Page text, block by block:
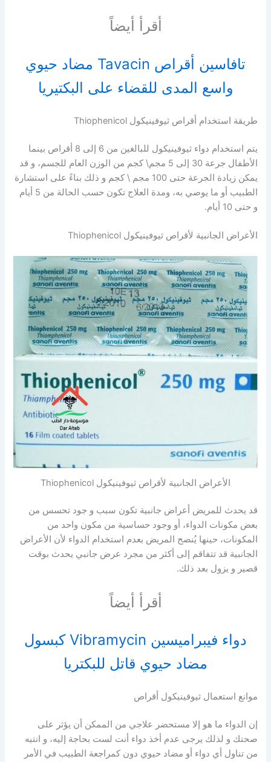
أقرأ أيضاً
تافاسين أقراص Tavacin مضاد حيوي
واسع المدى للقضاء على البكتيريا
طريقة استخدام أقراص ثيوفينيكول Thiophenicol
يتم استخدام دواء ثيوفينيكول للبالغين من 6 إلى 8 أقراص بينما
الأطفال جرعة 30 إلى 5 مجم\ كجم من الوزن العام للجسم، و قد
يمكن زيادة الجرعة حتى 100 مجم \ كجم و ذلك بناءً على استشارة
الطبيب أو ما يوصي به، ومدة العلاج تكون حسب الحالة من 5 أيام
و حتى 10 أيام.
الأعراض الجانبية لأقراص ثيوفينيكول Thiophenicol
الأعراض الجانبية لأقراص ثيوفينيكول Thiophenicol
قد يحدث للمريض أعراض جانبية تكون سبب و جود تحسس من
بعض مكونات الدواء، أو وجود حساسية من مكون واحد من
المكونات، حينها يُنصح المريض بعدم استخدام الدواء لأن الأعراض
الجانبية قد تتفاقم إلى أكثر من مجرد عرض جانبي يحدث بوقت
قصير و يزول بعد ذلك.
أقرأ أيضاً
دواء فيبراميسين Vibramycin كبسول
مضاد حيوي قاتل للبكتريا
موانع استعمال ثيوفينيكول أقراص
إن الدواء ما هو إلا مستحضر علاجي من الممكن أن يؤثر على
صحتك و لذلك يرجى عدم أخذ دواء أنت لست بحاجة إليه، و انتبه
من تناول أي دواء أو مضاد حيوي دون كمراجعة الطبيب في الأمر